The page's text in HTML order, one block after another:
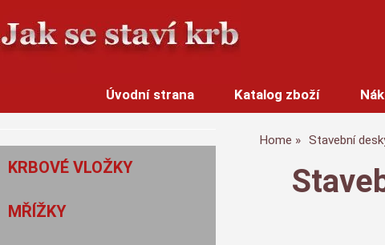
Úvodní strana Katalog zboží
Home Stavební
KRBOVÉ VLOŽKY
MŘÍŽKY